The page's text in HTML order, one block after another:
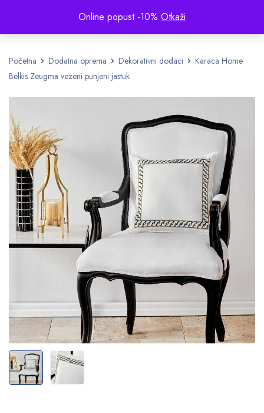
Online popust -10% Otkaži
Početna Dodatna oprema Dekorativni dodaci
Karaca Home
Belkis Zeugma vezeni punjeni jastuk